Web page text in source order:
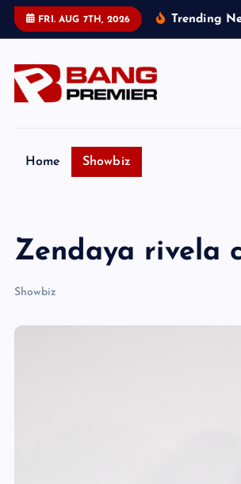
FRI. AUG 7TH, 2026 Trending
Home Showbiz
Zendaya rivela
Showbiz